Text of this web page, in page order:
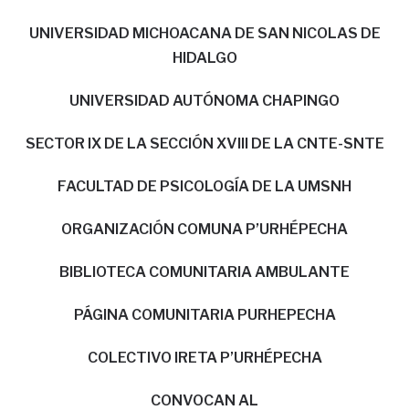
UNIVERSIDAD MICHOACANA DE SAN NICOLAS DE
HIDALGO
UNIVERSIDAD AUTÓNOMA CHAPINGO
SECTOR IX DE LA SECCIÓN XVIII DE LA CNTE-SNTE
FACULTAD DE PSICOLOGÍA DE LA UMSNH
ORGANIZACIÓN COMUNA P’URHÉPECHA
BIBLIOTECA COMUNITARIA AMBULANTE
PÁGINA COMUNITARIA PURHEPECHA
COLECTIVO IRETA P’URHÉPECHA
CONVOCAN AL